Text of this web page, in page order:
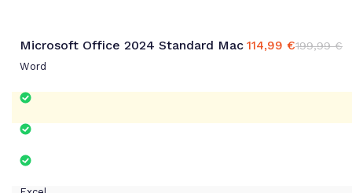
Microsoft Office 2024 Standard Mac 199,99€
Ursprünglicher
199,99 €
114,99 €
Aktueller
114,99 €.
Word